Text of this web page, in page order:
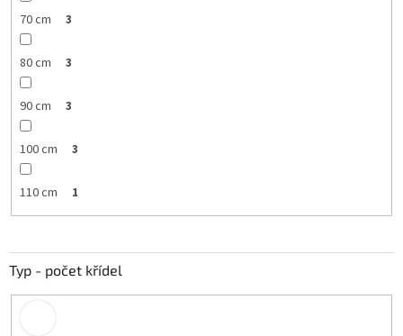
70 cm 3
80 cm 3
90 cm 3
100 cm 3
110 cm 1
Typ - počet křídel